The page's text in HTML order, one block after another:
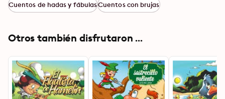
Cuentos de hadas y fábulasCuentos con brujas
Otros también disfrutaron ...